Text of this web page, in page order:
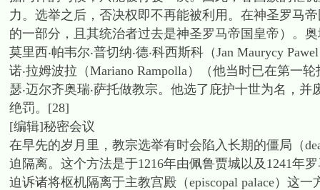
力。选举之后，否决权即不再能被利用。在神圣罗马
的一部分，且其统治者过去是神圣罗马帝国皇帝）。
莫里西‧帕韦尔‧普切纳‧德‧科西斯科（Jan Maurycy
诺‧拉姆波拉（Mariano Rampolla）（他当时已在第一
瑟‧迈尔齐奥瑞‧萨托做教宗。他选了庇护十世为名，
绝罚。[28]
[编辑]秘密会议
在早先的岁月里，教宗选举有时会陷入长期的僵局（
迫隔离。这个方法是于1216年由佩鲁贾城以及1241年
迫诉诸将枢机隔离于主教宫殿（episcopal palace）这